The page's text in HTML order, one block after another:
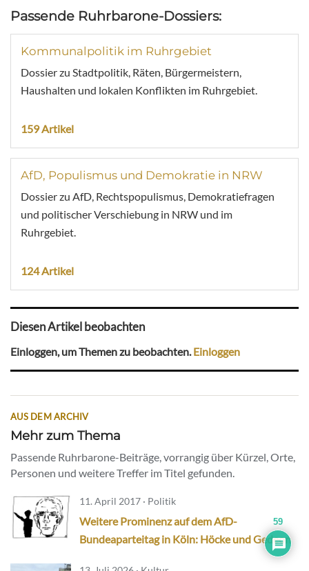
Passende Ruhrbarone-Dossiers:
Kommunalpolitik im Ruhrgebiet
Dossier zu Stadtpolitik, Räten, Bürgermeistern,
Haushalten und lokalen Konflikten im Ruhrgebiet.
159 Artikel
AfD, Populismus und Demokratie in NRW
Dossier zu AfD, Rechtspopulismus, Demokratiefragen
und politischer Verschiebung in NRW und im
Ruhrgebiet.
124 Artikel
Diesen Artikel beobachten
Einloggen, um Themen zu beobachten.Einloggen
AUS DEM ARCHIV
Mehr zum Thema
Passende Ruhrbarone-Beiträge, vorrangig über Kürzel, Orte,
Personen und weitere Treffer im Titel gefunden.
11. April 2017 · Politik
Weitere Prominenz auf dem AfD-
Bundeaparteitag in Köln: Höcke und Gedeon
59